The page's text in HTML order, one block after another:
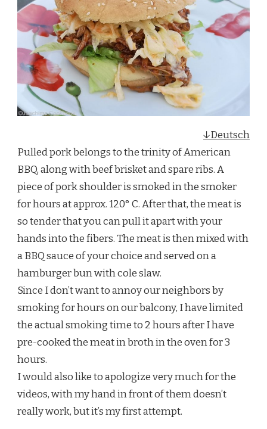
↓Deutsch
Pulled pork belongs to the trinity of American
BBQ, along with beef brisket and spare ribs. A
piece of pork shoulder is smoked in the smoker
for hours at approx. 120° C. After that, the meat is
so tender that you can pull it apart with your
hands into the fibers. The meat is then mixed with
a BBQ sauce of your choice and served on a
hamburger bun with cole slaw.
Since I don’t want to annoy our neighbors by
smoking for hours on our balcony, I have limited
the actual smoking time to 2 hours after I have
pre-cooked the meat in broth in the oven for 3
hours.
I would also like to apologize very much for the
videos, with my hand in front of them doesn’t
really work, but it’s my first attempt.